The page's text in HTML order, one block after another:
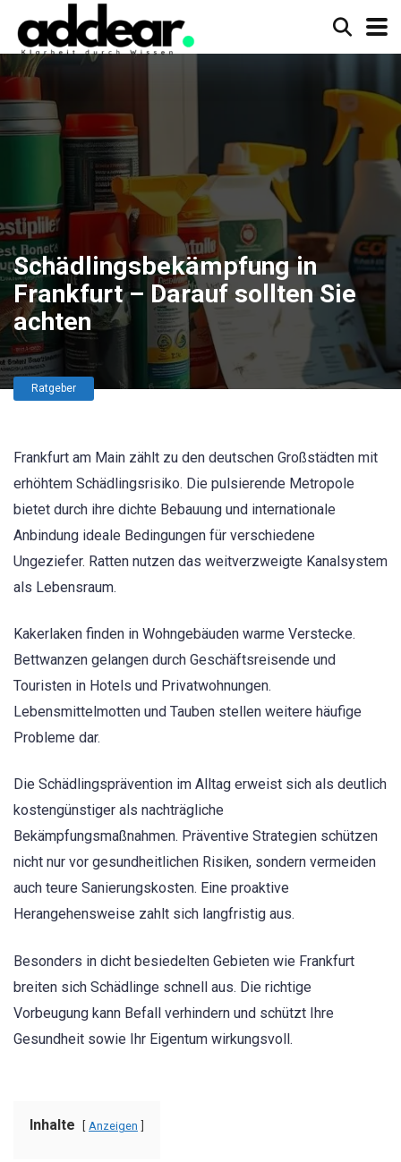
Schädlingsbekämpfung in
Frankfurt – Darauf sollten Sie
achten
Ratgeber
Frankfurt am Main zählt zu den deutschen Großstädten mit
erhöhtem Schädlingsrisiko. Die pulsierende Metropole
bietet durch ihre dichte Bebauung und internationale
Anbindung ideale Bedingungen für verschiedene
Ungeziefer. Ratten nutzen das weitverzweigte Kanalsystem
als Lebensraum.
Kakerlaken finden in Wohngebäuden warme Verstecke.
Bettwanzen gelangen durch Geschäftsreisende und
Touristen in Hotels und Privatwohnungen.
Lebensmittelmotten und Tauben stellen weitere häufige
Probleme dar.
Die Schädlingsprävention im Alltag erweist sich als deutlich
kostengünstiger als nachträgliche
Bekämpfungsmaßnahmen. Präventive Strategien schützen
nicht nur vor gesundheitlichen Risiken, sondern vermeiden
auch teure Sanierungskosten. Eine proaktive
Herangehensweise zahlt sich langfristig aus.
Besonders in dicht besiedelten Gebieten wie Frankfurt
breiten sich Schädlinge schnell aus. Die richtige
Vorbeugung kann Befall verhindern und schützt Ihre
Gesundheit sowie Ihr Eigentum wirkungsvoll.
Inhalte Anzeigen